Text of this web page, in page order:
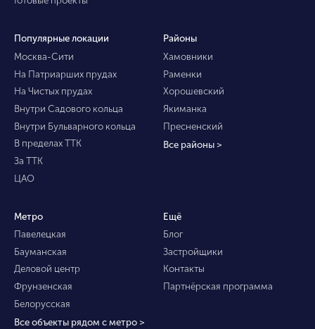
Популярные локации
Москва-Сити
На Патриарших прудах
На Чистых прудах
Внутри Садового кольца
Внутри Бульварного кольца
В пределах ТТК
За ТТК
ЦАО
Районы
Хамовники
Раменки
Хорошевский
Якиманка
Пресненский
Все районы >
Метро
Павелецкая
Бауманская
Деловой центр
Фрунзенская
Белорусская
Все объекты рядом с метро >
Ещё
Блог
Застройщики
Контакты
Партнёрская программа